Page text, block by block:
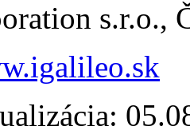
s.r.o.,